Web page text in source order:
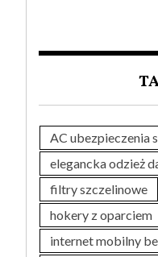
AC ubezpieczenia
elegancka odzież
filtry szczelinowe
hokery z oparciem
internet mobilny